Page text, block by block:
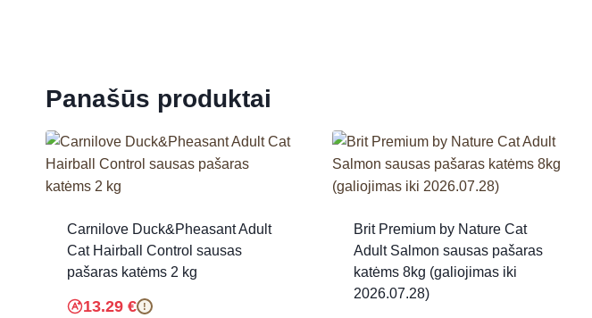
Panašūs produktai
Carnilove Duck&Pheasant Adult
Cat Hairball Control sausas
pašaras katėms 2 kg
13.29 € !
Brit Premium by Nature Cat
Adult Salmon sausas pašaras
katėms 8kg (galiojimas iki
2026.07.28)